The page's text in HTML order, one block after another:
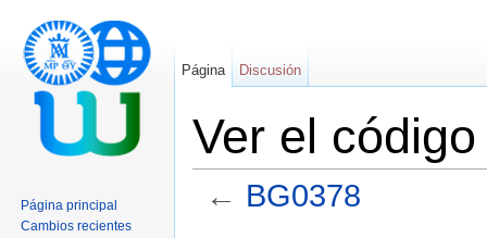
Ver el
← BG0378
Página Discusión
Página principal
Cambios recientes